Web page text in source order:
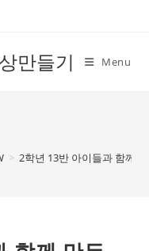
만들기 Menu
> 2학년 13반 아이들과 함께